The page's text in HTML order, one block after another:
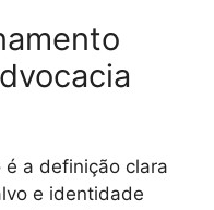
a definição clara
e identidade